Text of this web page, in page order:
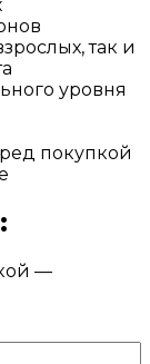
так и
уровня
покупкой
—